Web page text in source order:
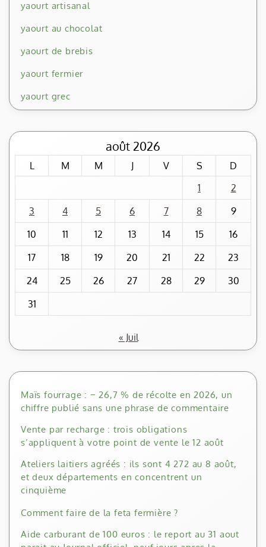
yaourt artisanal
yaourt au chocolat
yaourt de brebis
yaourt fermier
yaourt grec
août 2026
L M M J V S
D
1
2
3
4 5 6 7 8
9
10
11 12 13 14 15
16
17
18 19 20 21 22
23
24
25 26 27 28 29
30
31
« Juil
Maïs fourrage : − 26,7 % de récolte en 2026, un
chiffre publié sans une phrase de commentaire
Vente par recharge : trois obligations
s’appliquent à votre point de vente le 12 août
Ateliers laitiers agréés : ils sont 4 272 au 8 août,
et deux départements en concentrent un
cinquième
Comment faire de la feta fermière ?
Aide carburant de 100 euros : le report au 31 aout